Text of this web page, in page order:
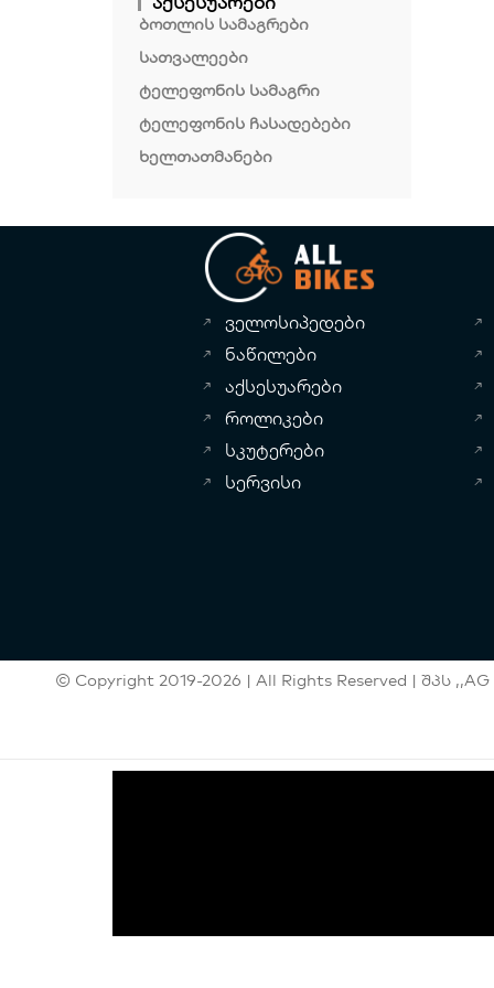
ბოთლის სამაგრები
სათვალეები
ტელეფონის სამაგრი
ტელეფონის ჩასადებები
ხელთათმანები
ველოსიპედები
ნაწილები
აქსესუარები
როლიკები
სკუტერები
სერვისი
© Copyright 2019-2026 | All Rights Reserved | შპს